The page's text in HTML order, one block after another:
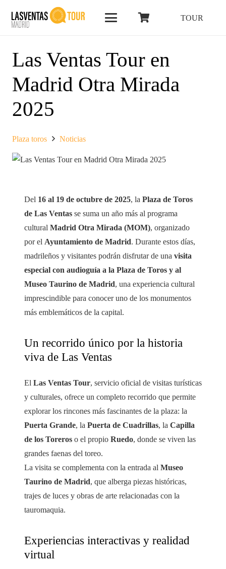
TOUR
Las Ventas Tour en
Madrid Otra Mirada
2025
Plaza toros Noticias
Del 16 al 19 de octubre de 2025, la Plaza de Toros
de Las Ventas se suma un año más al programa
cultural Madrid Otra Mirada (MOM), organizado
por el Ayuntamiento de Madrid. Durante estos días,
madrileños y visitantes podrán disfrutar de una visita
especial con audioguía a la Plaza de Toros y al
Museo Taurino de Madrid, una experiencia cultural
imprescindible para conocer uno de los monumentos
más emblemáticos de la capital.
Un recorrido único por la historia
viva de Las Ventas
El Las Ventas Tour, servicio oficial de visitas turísticas
y culturales, ofrece un completo recorrido que permite
explorar los rincones más fascinantes de la plaza: la
Puerta Grande, la Puerta de Cuadrillas, la Capilla
de los Toreros o el propio Ruedo, donde se viven las
grandes faenas del toreo.
La visita se complementa con la entrada al Museo
Taurino de Madrid, que alberga piezas históricas,
trajes de luces y obras de arte relacionadas con la
tauromaquia.
Experiencias interactivas y realidad
virtual